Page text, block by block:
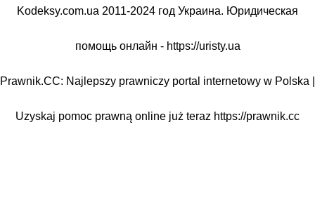
Kodeksy.com.ua 2011-2024 год Украина. Юридическая
помощь онлайн - https://uristy.ua
Prawnik.CC: Najlepszy prawniczy portal internetowy w Polska |
Uzyskaj pomoc prawną online już teraz https://prawnik.cc